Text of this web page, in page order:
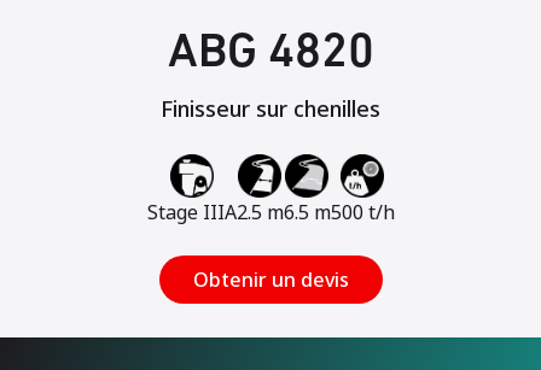
ABG 4820
Finisseur sur chenilles
Stage IIIA2.5 m6.5 m500 t/h
Obtenir un devis